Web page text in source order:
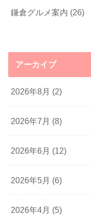
鎌倉グルメ案内 (26)
アーカイブ
2026年8月 (2)
2026年7月 (8)
2026年6月 (12)
2026年5月 (6)
2026年4月 (5)